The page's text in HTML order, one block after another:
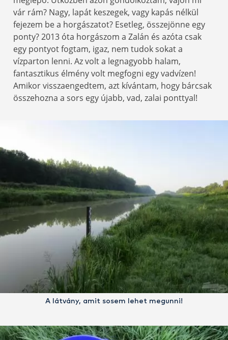
vár rám? Nagy, lapát keszegek, vagy kapás nélkül
fejezem be a horgászatot? Esetleg, összejönne egy
ponty? 2013 óta horgászom a Zalán és azóta csak
egy pontyot fogtam, igaz, nem tudok sokat a
vízparton lenni. Az volt a legnagyobb halam,
fantasztikus élmény volt megfogni egy vadvízen!
Amikor visszaengedtem, azt kívántam, hogy bárcsak
összehozna a sors egy újabb, vad, zalai ponttyal!
A látvány, amit sosem lehet megunni!